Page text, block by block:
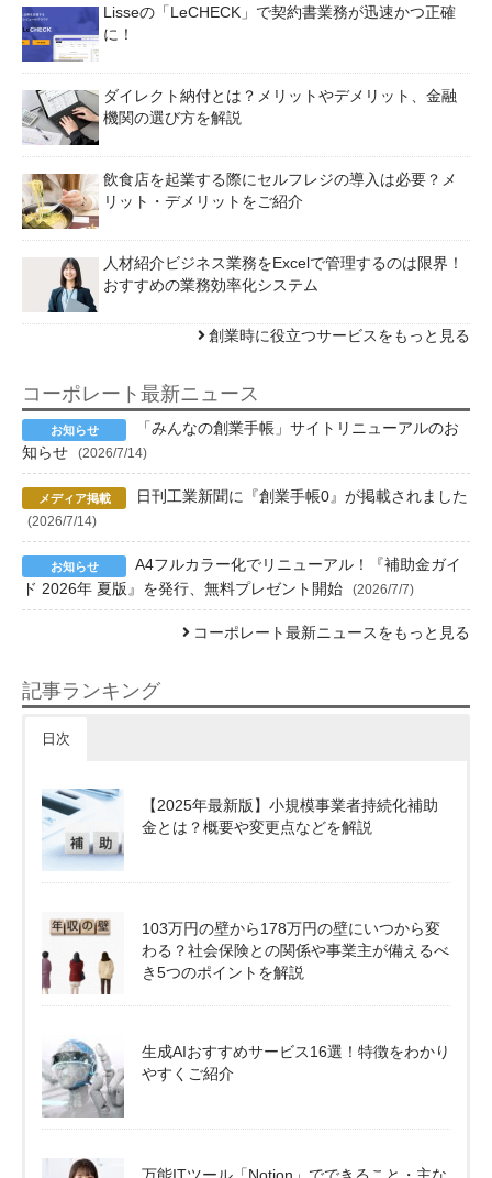
Lisseの「LeCHECK」で契約書業務が迅速かつ正確
に！
ダイレクト納付とは？メリットやデメリット、金融
機関の選び方を解説
飲食店を起業する際にセルフレジの導入は必要？メ
リット・デメリットをご紹介
人材紹介ビジネス業務をExcelで管理するのは限界！
おすすめの業務効率化システム
創業時に役立つサービスをもっと見る
コーポレート最新ニュース
「みんなの創業手帳」サイトリニューアルのお
知らせ
(2026/7/14)
日刊工業新聞に『創業手帳0』が掲載されました
(2026/7/14)
A4フルカラー化でリニューアル！『補助金ガイ
ド 2026年 夏版』を発行、無料プレゼント開始
(2026/7/7)
コーポレート最新ニュースをもっと見る
記事ランキング
日次
【2025年最新版】小規模事業者持続化補助
金とは？概要や変更点などを解説
103万円の壁から178万円の壁にいつから変
わる？社会保険との関係や事業主が備えるべ
き5つのポイントを解説
生成AIおすすめサービス16選！特徴をわかり
やすくご紹介